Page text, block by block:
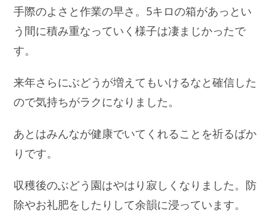
手際のよさと作業の早さ。5キロの箱があっとい
う間に積み重なっていく様子は凄まじかったで
す。
来年さらにぶどうが増えてもいけるなと確信した
ので気持ちがラクになりました。
あとはみんなが健康でいてくれることを祈るばか
りです。
収穫後のぶどう園はやはり寂しくなりました。防
除やお礼肥をしたりして余韻に浸っています。